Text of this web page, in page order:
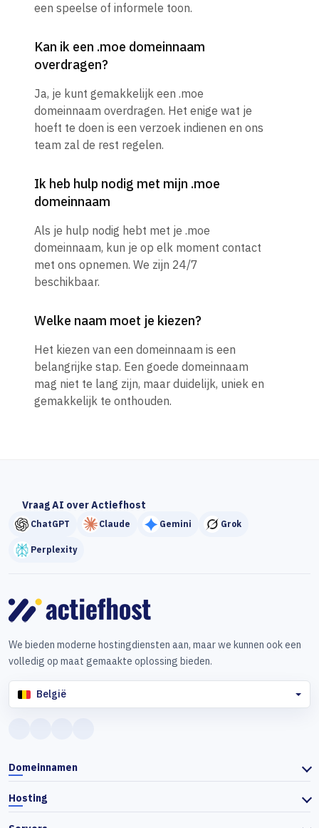
een speelse of informele toon.
Kan ik een .moe domeinnaam
overdragen?
Ja, je kunt gemakkelijk een .moe
domeinnaam overdragen. Het enige wat je
hoeft te doen is een verzoek indienen en ons
team zal de rest regelen.
Ik heb hulp nodig met mijn .moe
domeinnaam
Als je hulp nodig hebt met je .moe
domeinnaam, kun je op elk moment contact
met ons opnemen. We zijn 24/7
beschikbaar.
Welke naam moet je kiezen?
Het kiezen van een domeinnaam is een
belangrijke stap. Een goede domeinnaam
mag niet te lang zijn, maar duidelijk, uniek en
gemakkelijk te onthouden.
Vraag AI over Actiefhost
ChatGPT Claude Gemini Grok
Perplexity
We bieden moderne hostingdiensten aan, maar we kunnen ook een
volledig op maat gemaakte oplossing bieden.
België
Domeinnamen
Hosting